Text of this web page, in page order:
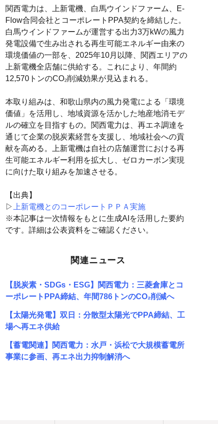
関西電力は、上新電機、白馬ウインドファーム、E-
Flow合同会社とコーポレートPPA契約を締結した。
白馬ウインドファームが運営する出力3万kWの風力
発電設備で生み出される再生可能エネルギー由来の
環境価値の一部を、2025年10月以降、関西エリアの
上新電機全店舗に供給する。これにより、年間約
12,570トンのCO₂削減効果が見込まれる。
本取り組みは、和歌山県内の風力発電による「環境
価値」を活用し、地域資源を活かした地産地消モデ
ルの確立を目指すもの。関西電力は、再エネ調達を
通じて企業の脱炭素経営を支援し、地域社会への貢
献を高める。上新電機は自社の店舗運営における再
生可能エネルギー利用を拡大し、ゼロカーボン実現
に向けた取り組みを加速させる。
【出典】
▷
上新電機とのコーポレートＰＰＡ実施
※本記事は一次情報をもとに生成AIを活用した要約
です。詳細は公表資料をご確認ください。
関連ニュース
【脱炭素・SDGs・ESG】関西電力：三菱倉庫とコ
ーポレートPPA締結、年間786トンのCO₂削減へ
【太陽光発電】双日：分散型太陽光でPPA締結、工
場へ再エネ供給
【蓄電関連】関西電力：水戸・浜松で大規模蓄電所
事業に参画、再エネ出力抑制解消へ